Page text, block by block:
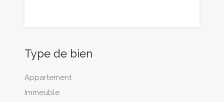
Type de bien
Appartement
Immeuble